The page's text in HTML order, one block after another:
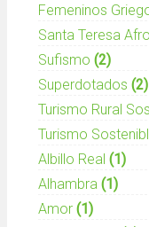
Femeninos
Santa Teresa
Sufismo (2)
Superdotados (2)
Turismo Rural
Turismo
Albillo Real (1)
Alhambra (1)
Amor (1)